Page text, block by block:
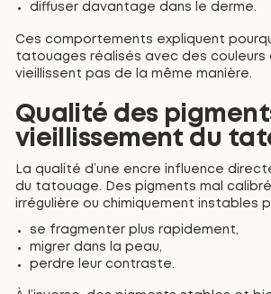
diffuser davantage dans le derme.
Ces comportements expliquent
tatouages réalisés avec des couleurs
vieillissent pas de la même manière.
Qualité des
vieillissement du
La qualité d’une encre influence
du tatouage. Des pigments mal
irrégulière ou chimiquement instables
se fragmenter plus rapidement,
migrer dans la peau,
perdre leur contraste.